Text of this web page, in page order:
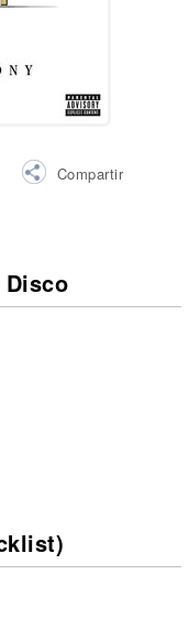
Compartir